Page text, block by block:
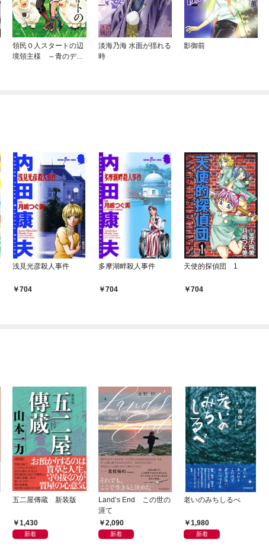
領民０人スタートの辺
境領主様 ～青のディ
淡海乃海 水面が揺れる
時
影御前
浅見光彦殺人事件
704
多摩湖畔殺人事件
704
天使的探偵団 1
704
五二屋傳蔵 新装版
1,430
新着
Land’s End この世の
涯て
2,090
新着
老いのみちしるべ
1,980
新着